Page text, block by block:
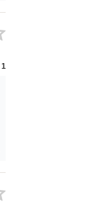
1